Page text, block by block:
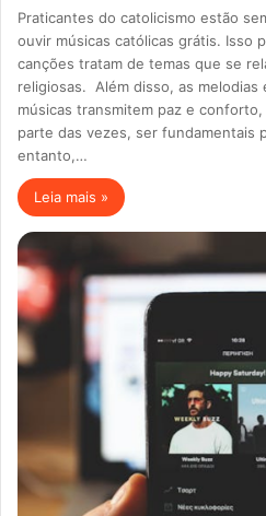
Praticantes do catolicismo estão
ouvir músicas católicas grátis. Isso
canções tratam de temas que se
religiosas. Além disso, as melodias
músicas transmitem paz e
parte das vezes, ser fundamentais
entanto,…
Leia mais »